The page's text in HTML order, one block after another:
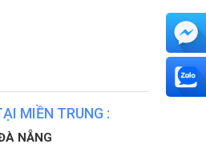
MIỀN TRUNG :
NẴNG